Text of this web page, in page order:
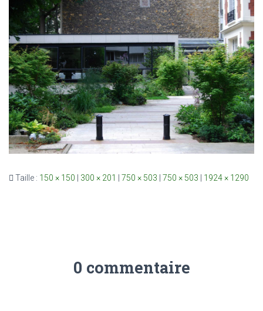
Taille : 150 × 150 300 × 201 750 × 503 750 × 503 1924 × 1290
0 commentaire